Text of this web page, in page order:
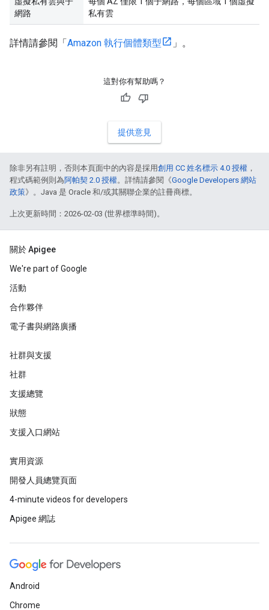
網路
私有雲
詳情請參閱「Amazon 執行個體類型 」。
這對你有幫助嗎？
提供意見
除非另有註明，否則本頁面中的內容是採用創用 CC 姓名標示 4.0 授權 ，
程式碼範例則為阿帕契 2.0 授權。詳情請參閱《Google Developers 網站
政策》。Java 是 Oracle 和/或其關聯企業的註冊商標。
上次更新時間：2026-02-03 (世界標準時間)。
關於 Apigee
We're part of Google
活動
合作夥伴
電子書與網路廣播
社群與支援
社群
支援總覽
狀態
支援入口網站
實用資源
開發人員總覽頁面
4-minute videos for developers
Apigee 網誌
Android
Chrome